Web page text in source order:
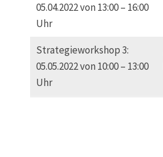
05.04.2022 von 13:00 – 16:00
Uhr
Strategieworkshop 3:
05.05.2022 von 10:00 – 13:00
Uhr